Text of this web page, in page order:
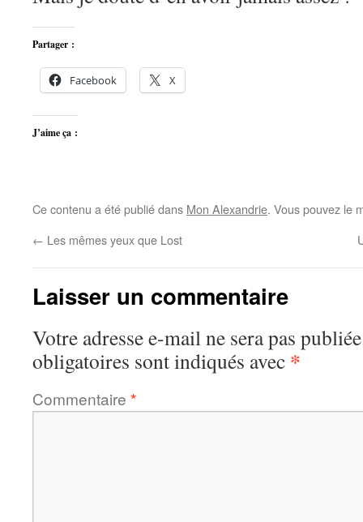
Partager :
Facebook X
J’aime ça :
Ce contenu a été publié dans Mon Alexandrie. Vous pouvez le
← Les mêmes yeux que Lost
Laisser un commentaire
Votre adresse e-mail ne sera pas
obligatoires sont indiqués avec *
Commentaire *